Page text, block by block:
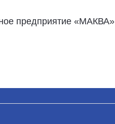
предприятие «МАКВА»